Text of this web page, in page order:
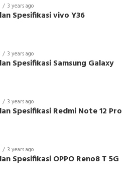
3 years ago
Spesifikasi vivo Y36
3 years ago
Spesifikasi Samsung Galaxy
3 years ago
Spesifikasi Redmi Note 12 Pro
3 years ago
Spesifikasi OPPO Reno8 T 5G